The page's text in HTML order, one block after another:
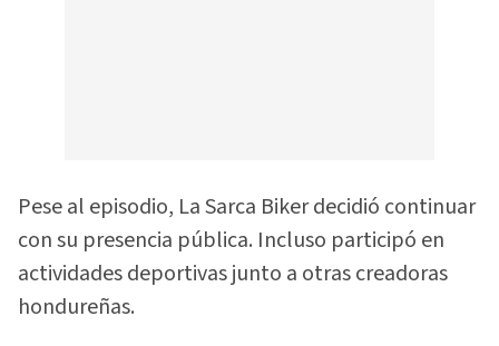
Pese al episodio, La Sarca Biker decidió continuar
con su presencia pública. Incluso participó en
actividades deportivas junto a otras creadoras
hondureñas.